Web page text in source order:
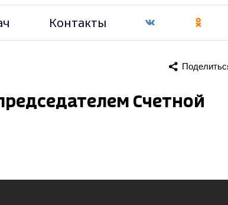
Контакты
Счетной